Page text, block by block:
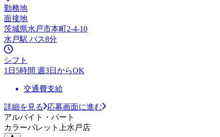
勤務地
面接地
茨城県水戸市本町2-4-10
水戸駅 バス8分
シフト
1日5時間 週3日からOK
交通費支給
詳細を見る
応募画面に進む
アルバイト・パート
カラーパレット上水戸店